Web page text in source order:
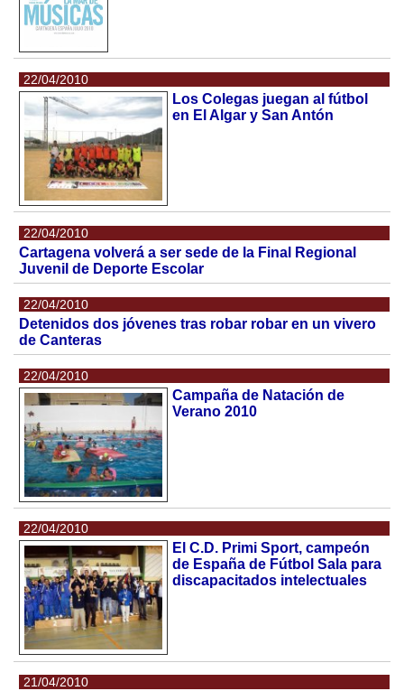
22/04/2010
Los Colegas juegan al fútbol
en El Algar y San Antón
22/04/2010
Cartagena volverá a ser sede de la Final Regional
Juvenil de Deporte Escolar
22/04/2010
Detenidos dos jóvenes tras robar robar en un vivero
de Canteras
22/04/2010
Campaña de Natación de
Verano 2010
22/04/2010
El C.D. Primi Sport, campeón
de España de Fútbol Sala para
discapacitados intelectuales
21/04/2010